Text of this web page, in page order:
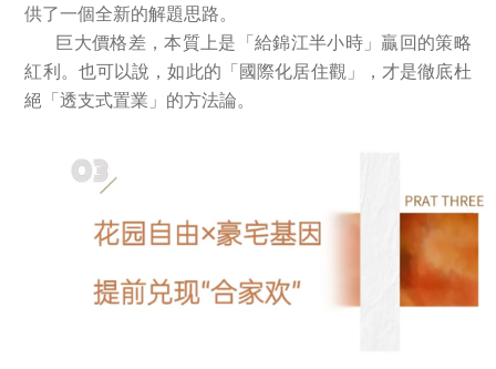
供了一個全新的解題思路。
巨大價格差，本質上是「給錦江半小時」贏回的策略
紅利。也可以說，如此的「國際化居住觀」，才是徹底杜
絕「透支式置業」的方法論。